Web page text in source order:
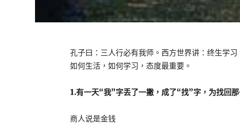
孔子曰：三人行必有我师。西方世界讲：终生学
如何生活，如何学习，态度最重要。
1.有一天“我”字丢了一撇，成了“找”字，为找回
商人说是金钱